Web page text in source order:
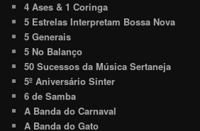
4 Ases & 1 Coringa
5 Estrelas Interpretam Bossa Nova
5 Generais
5 No Balanço
50 Sucessos da Música Sertaneja
5º Aniversário Sinter
6 de Samba
A Banda do Carnaval
A Banda do Gato